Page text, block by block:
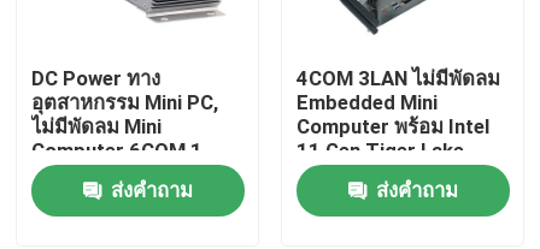
เกี่ยวกับเรา
ทัวร์โรงงาน
ควบคุมคุณภาพ
DC Power ทาง
อุตสาหกรรม Mini PC,
ไม่มีพัดลม Mini
Computer 6COM 1
LAN ควอดคอร์ J4205
ส่งคำถาม
4COM 3LAN ไม่มีพัดลม
Embedded Mini
Computer พร้อม Intel
11 Gen Tiger Lake
6305 CPU
ส่งคำถาม